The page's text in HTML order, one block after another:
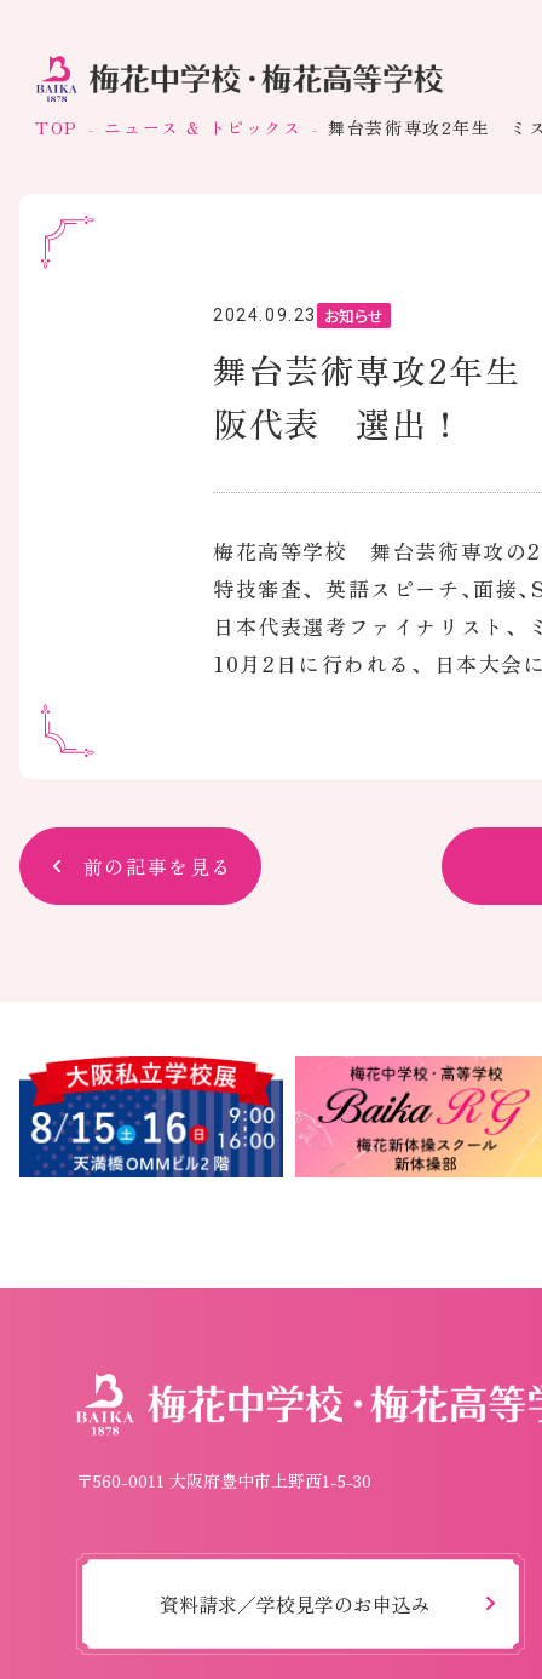
TOP ニュース & トピックス 舞台芸術専攻2年生 ミ
2024.09.23 お知らせ
舞台芸術専攻2年
阪代表 選出！
梅花高等学校 舞台芸術専攻の
特技審査、英語スピーチ､面接
日本代表選考ファイナリスト
10月2日に行われる、日本大会
前の記事を見る
〒560-0011 大阪府豊中市上野西1-5-30
資料請求／学校見学のお申込み